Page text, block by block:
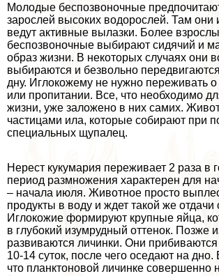
Молодые беспозвоночные
зарослей высоких водорослей. Там они
ведут активные вылазки. Более
беспозвоночные выбирают сидячий и
образ жизни. В некоторых случаях они
выбираются и безвольно
дну. Иглокожему не нужно переживать о
или пропитании. Все, что необходимо
жизни, уже заложено в них самих.
частицами ила, которые собирают при
специальных щупалец.
Нерест кукумария переживает 2 раза в
период размножения хаpaктерен для
– начала июля. Животное просто
продукты в воду и ждет такой же отдачи
Иглокожие формируют крупные яйца,
в глубокий изумрудный оттенок. Позже
развиваются личинки. Они прибиваются
10-14 суток, после чего оседают на дно.
что планктоновой личинке совершенно